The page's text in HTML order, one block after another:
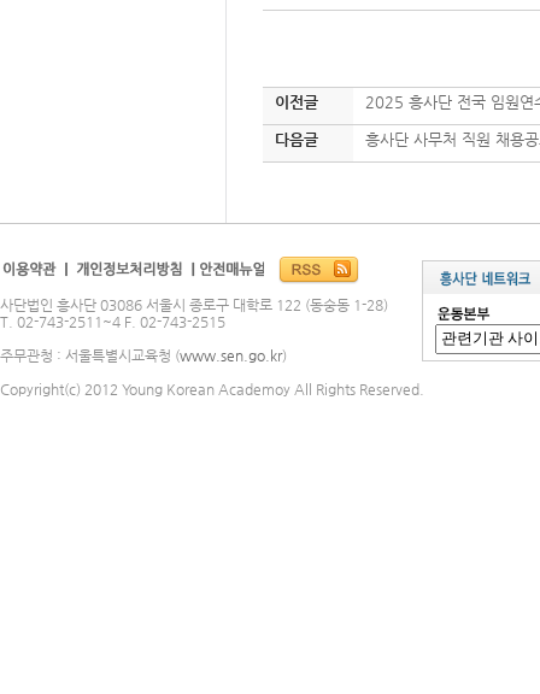
이전글 2025 흥사단 전국 임원연
다음글 흥사단 사무처 직원 채용
사단법인 흥사단 03086 서울시 종로구 대학로 122 (동숭동 1-28)
T. 02-743-2511~4 F. 02-743-2515
주무관청 : 서울특별시교육청 (www.sen.go.kr)
Copyright(c) 2012 Young Korean Academoy All Rights Reserved.